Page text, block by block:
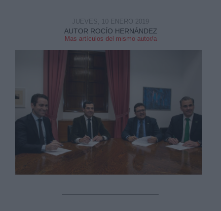
AUTOR ROCÍO HERNÁNDEZ
Mas artículos del mismo autor/a
JUEVES, 10 ENERO 2019